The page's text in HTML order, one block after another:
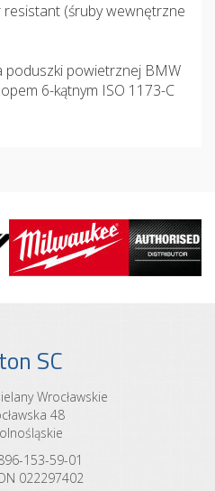
(śruby wewnętrzne
poduszki powietrznej BMW
6-kątnym ISO 1173-C
SC
Wrocławskie
48
153-59-01
022297402